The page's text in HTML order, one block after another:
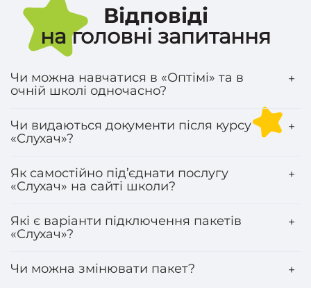
Відповіді
на головні запитання
Чи можна навчатися в «Оптімі» та в
очній школі одночасно?
+
Чи видаються документи після курсу
«Слухач»?
+
Як самостійно під’єднати послугу
«Слухач» на сайті школи?
+
Які є варіанти підключення пакетів
«Слухач»?
+
Чи можна змінювати пакет? +